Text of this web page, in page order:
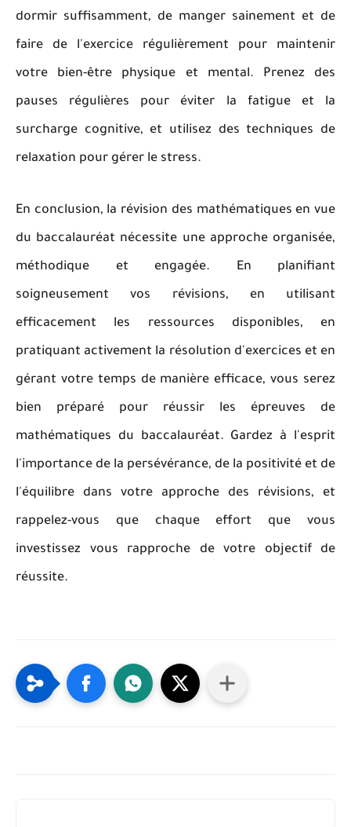
dormir suffisamment, de manger sainement et de
faire de l'exercice régulièrement pour maintenir
votre bien-être physique et mental. Prenez des
pauses régulières pour éviter la fatigue et la
surcharge cognitive, et utilisez des techniques de
relaxation pour gérer le stress.
En conclusion, la révision des mathématiques en vue
du baccalauréat nécessite une approche organisée,
méthodique et engagée. En planifiant
soigneusement vos révisions, en utilisant
efficacement les ressources disponibles, en
pratiquant activement la résolution d'exercices et en
gérant votre temps de manière efficace, vous serez
bien préparé pour réussir les épreuves de
mathématiques du baccalauréat. Gardez à l'esprit
l'importance de la persévérance, de la positivité et de
l'équilibre dans votre approche des révisions, et
rappelez-vous que chaque effort que vous
investissez vous rapproche de votre objectif de
réussite.